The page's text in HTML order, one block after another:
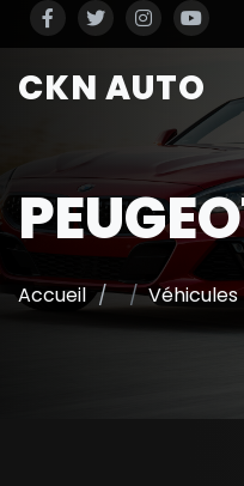
CKN AUTO
Accueil Véhicules